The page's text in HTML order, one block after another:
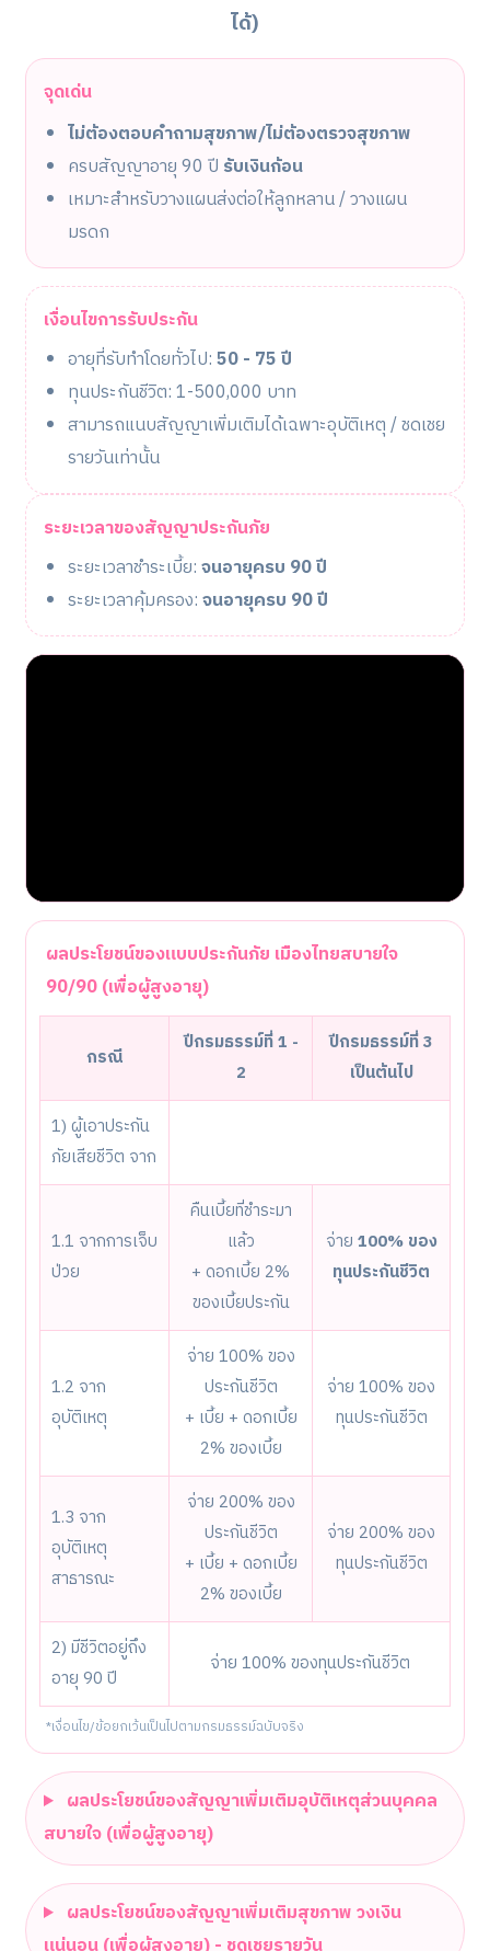
ได้)
จุดเด่น
ไม่ต้องตอบคำถามสุขภาพ/ไม่ต้องตรวจสุขภาพ
ครบสัญญาอายุ 90 ปี รับเงินก้อน
เหมาะสำหรับวางแผนส่งต่อให้ลูกหลาน / วางแผน
มรดก
เงื่อนไขการรับประกัน
อายุที่รับทำโดยทั่วไป:50 - 75 ปี
ทุนประกันชีวิต: 1-500,000 บาท
สามารถแนบสัญญาเพิ่มเติมได้เฉพาะอุบัติเหตุ / ชดเชย
รายวันเท่านั้น
ระยะเวลาของสัญญาประกันภัย
ระยะเวลาชำระเบี้ย:จนอายุครบ 90 ปี
ระยะเวลาคุ้มครอง:จนอายุครบ 90 ปี
ผลประโยชน์ของแบบประกันภัย เมืองไทยสบายใจ
90/90 (เพื่อผู้สูงอายุ)
กรณี
ปีกรมธรรม์ที่ 1 -
2
ปีกรมธรรม์ที่ 3
เป็นต้นไป
1) ผู้เอาประกัน
ภัยเสียชีวิต จาก
1.1 จากการเจ็บ
ป่วย
คืนเบี้ยที่ชำระมา
แล้ว
+ ดอกเบี้ย 2%
ของเบี้ยประกัน
จ่าย 100% ของ
ทุนประกันชีวิต
1.2 จาก
อุบัติเหตุ
จ่าย 100% ของ
ประกันชีวิต
+ เบี้ย + ดอกเบี้ย
2% ของเบี้ย
จ่าย 100% ของ
ทุนประกันชีวิต
1.3 จาก
อุบัติเหตุ
สาธารณะ
จ่าย 200% ของ
ประกันชีวิต
+ เบี้ย + ดอกเบี้ย
2% ของเบี้ย
จ่าย 200% ของ
ทุนประกันชีวิต
2) มีชีวิตอยู่ถึง
อายุ 90 ปี
จ่าย 100% ของทุนประกันชีวิต
*เงื่อนไข/ข้อยกเว้นเป็นไปตามกรมธรรม์ฉบับจริง
ผลประโยชน์ของสัญญาเพิ่มเติมอุบัติเหตุส่วนบุคคล
สบายใจ (เพื่อผู้สูงอายุ)
ผลประโยชน์ของสัญญาเพิ่มเติมสุขภาพ วงเงิน